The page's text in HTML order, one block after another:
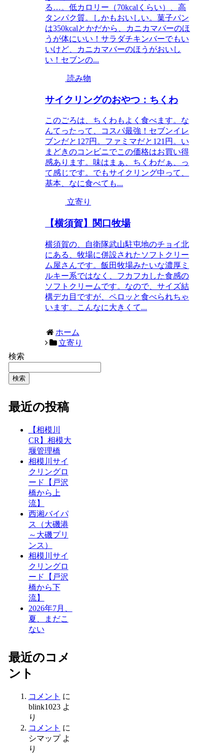
る…。低カロリー（70kcalくらい）、高
タンパク質。しかもおいしい。菓子パン
は350kcalとかだから、カニカマバーのほ
うが体にいい！サラダチキンバーでもい
いけど、カニカマバーのほうがおいし
い！セブンの...
読み物
サイクリングのおやつ：ちくわ
このごろは、ちくわもよく食べます。な
んてったって、コスパ最強！セブンイレ
ブンだと127円。ファミマだと121円。い
まどきのコンビニでこの価格はお買い得
感あります。味はまぁ、ちくわだぁ、っ
て感じです。でもサイクリング中って、
基本、なに食べても...
立寄り
【横須賀】関口牧場
横須賀の、自衛隊武山駐屯地のチョイ北
にある、牧場に併設されたソフトクリー
ム屋さんです。飯田牧場みたいな濃厚ミ
ルキー系ではなく、フカフカした食感の
ソフトクリームです。なので、サイズ結
構デカ目ですが、ペロッと食べられちゃ
います。こんなに大きくて...
ホーム
立寄り
検索
検索
最近の投稿
【相模川
CR】相模大
堰管理橋
相模川サイ
クリングロ
ード【戸沢
橋から上
流】
西湘バイパ
ス（大磯港
～大磯プリ
ンス）
相模川サイ
クリングロ
ード【戸沢
橋から下
流】
2026年7月、
夏、まだこ
ない
最近のコメ
ント
コメント に
blink1023よ
り
コメント に
シマップよ
り